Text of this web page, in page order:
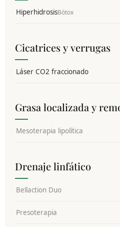
HiperhidrosisBótox
Cicatrices y verrugas
Láser CO2 fraccionado
Grasa localizada y
Mesoterapia lipolítica
Drenaje linfático
Bellaction Duo
Presoterapia